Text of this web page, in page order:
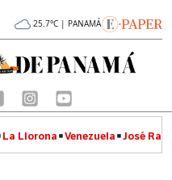
25.7°C | PANAMÁ
La Llorona Venezuela José